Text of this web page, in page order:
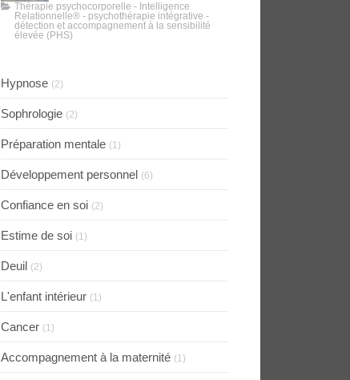
Thérapie psychocorporelle - Intelligence
Relationnelle® - psychothérapie intégrative -
détection et accompagnement à la sensibilité
élevée (PHS)
Hypnose (2)
Sophrologie (2)
Préparation mentale (1)
Développement personnel (6)
Confiance en soi (2)
Estime de soi (1)
Deuil (2)
L'enfant intérieur (1)
Cancer (1)
Accompagnement à la maternité (1)